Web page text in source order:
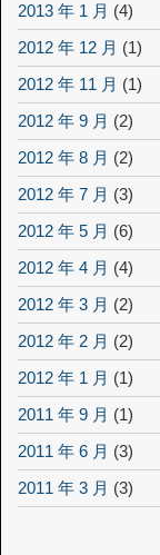
2013 年 1 月 (4)
2012 年 12 月 (1)
2012 年 11 月 (1)
2012 年 9 月 (2)
2012 年 8 月 (2)
2012 年 7 月 (3)
2012 年 5 月 (6)
2012 年 4 月 (4)
2012 年 3 月 (2)
2012 年 2 月 (2)
2012 年 1 月 (1)
2011 年 9 月 (1)
2011 年 6 月 (3)
2011 年 3 月 (3)